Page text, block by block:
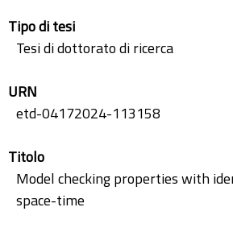
Tipo di tesi
Tesi di dottorato di ricerca
URN
etd-04172024-113158
Titolo
Model checking properties with
space-time